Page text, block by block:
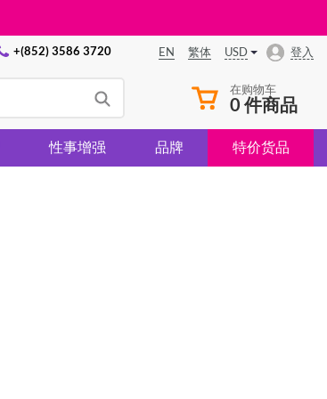
+(852) 3586 3720 EN 繁体 USD 登入
在购物车
0 件商品
性事增强 品牌 特价货品